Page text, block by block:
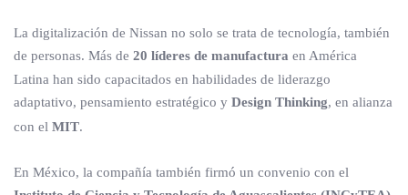
La digitalización de Nissan no solo se trata de tecnología, también
de personas. Más de 20 líderes de manufactura en América
Latina han sido capacitados en habilidades de liderazgo
adaptativo, pensamiento estratégico y Design Thinking, en alianza
con el MIT.
En México, la compañía también firmó un convenio con el